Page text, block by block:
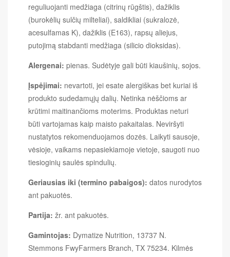
reguliuojanti medžiaga (citrinų rūgštis), dažiklis
(burokėlių sulčių milteliai), saldikliai (sukralozė,
acesulfamas K), dažiklis (E163), rapsų aliejus,
putojimą stabdanti medžiaga (silicio dioksidas).
Alergenai: pienas. Sudėtyje gali būti kiaušinių, sojos.
Įspėjimai: nevartoti, jei esate alergiškas bet kuriai iš
produkto sudedamųjų dalių. Netinka nėščioms ar
krūtimi maitinančioms moterims. Produktas neturi
būti vartojamas kaip maisto pakaitalas. Neviršyti
nustatytos rekomenduojamos dozės. Laikyti sausoje,
vėsioje, vaikams nepasiekiamoje vietoje, saugoti nuo
tiesioginių saulės spindulių.
Geriausias iki (termino pabaigos): datos nurodytos
ant pakuotės.
Partija: žr. ant pakuotės.
Gamintojas: Dymatize Nutrition, 13737 N.
Stemmons FwyFarmers Branch, TX 75234. Kilmės